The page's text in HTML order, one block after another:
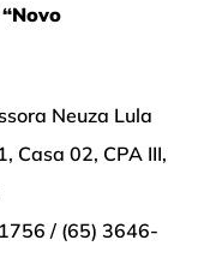
Neuza Lula
Casa 02, CPA III,
/ (65) 3646-